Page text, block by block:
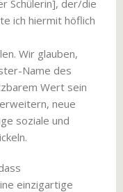
Schülerin], der/die
ich hiermit höflich
Wir glauben,
Name des
Wert sein
neue
soziale und
einzigartige